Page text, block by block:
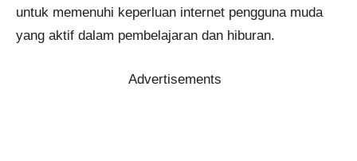
untuk memenuhi keperluan internet pengguna muda
yang aktif dalam pembelajaran dan hiburan.
Advertisements